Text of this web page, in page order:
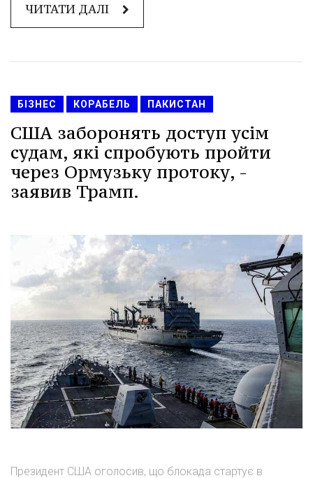
ЧИТАТИ ДАЛІ
БІЗНЕС КОРАБЕЛЬ ПАКИСТАН
США заборонять доступ усім
судам, які спробують пройти
через Ормузьку протоку, -
заявив Трамп.
Президент США оголосив, що блокада стартує в